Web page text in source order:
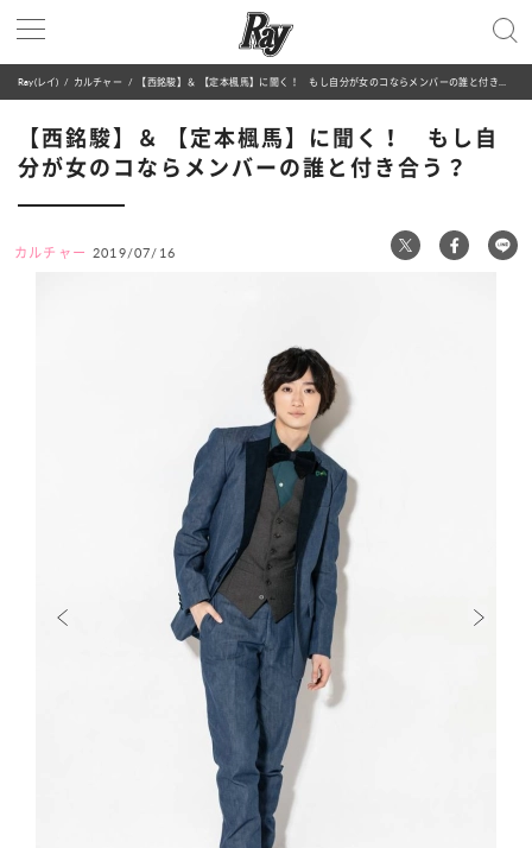
Ray(レイ) カルチャー 【西銘駿】＆ 【定本楓馬】に聞く！ もし自分が女のコならメンバーの誰と付き合う？
【西銘駿】＆ 【定本楓馬】に聞く！ もし自
分が女のコならメンバーの誰と付き合う？
カルチャー 2019/07/16